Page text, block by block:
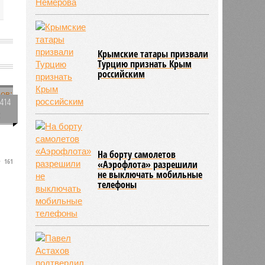
161
Крымские татары призвали
Турцию признать Крым
российским
На борту самолетов
«Аэрофлота» разрешили
не выключать мобильные
телефоны